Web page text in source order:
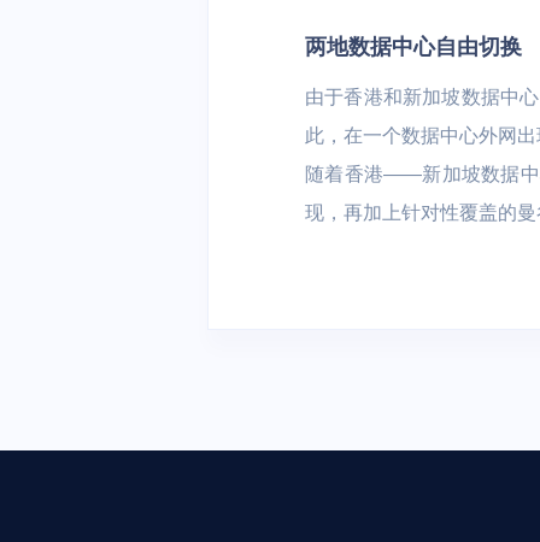
两地数据中心自由切换
由于香港和新加坡数据中
此，在一个数据中心外网
随着香港——新加坡数据中
现，再加上针对性覆盖的